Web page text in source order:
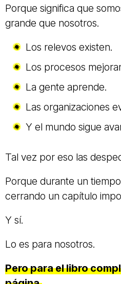
Porque significa que
grande que nosotros.
Los relevos existen.
Los procesos
La gente aprende.
Las organizaciones
Y el mundo sigue
Tal vez por eso las
Porque durante un
cerrando un capítulo
Y sí.
Lo es para nosotros.
Pero para el libro